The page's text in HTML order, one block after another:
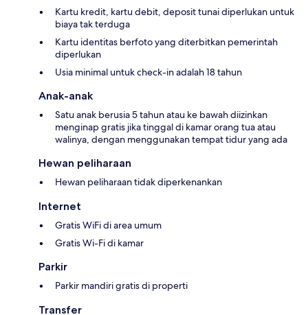
Kartu kredit, kartu debit, deposit tunai diperlukan untuk
biaya tak terduga
Kartu identitas berfoto yang diterbitkan pemerintah
diperlukan
Usia minimal untuk check-in adalah 18 tahun
Anak-anak
Satu anak berusia 5 tahun atau ke bawah diizinkan
menginap gratis jika tinggal di kamar orang tua atau
walinya, dengan menggunakan tempat tidur yang ada
Hewan peliharaan
Hewan peliharaan tidak diperkenankan
Internet
Gratis WiFi di area umum
Gratis Wi-Fi di kamar
Parkir
Parkir mandiri gratis di properti
Transfer